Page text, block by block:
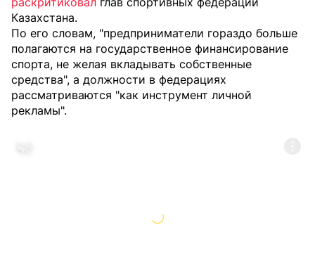
Казахстана.
По его словам, "предприниматели гораздо больше
полагаются на государственное финансирование
спорта, не желая вкладывать собственные
средства", а должности в федерациях
рассматриваются "как инструмент личной
рекламы".